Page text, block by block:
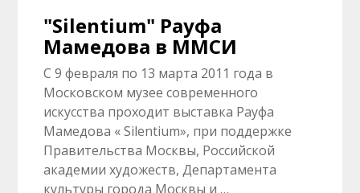
"Silentium" Рауфа
Мамедова в ММСИ
С 9 февраля по 13 марта 2011 года в
Московском музее современного
искусства проходит выставка Рауфа
Мамедова « Silentium», при поддержке
Правительства Москвы, Российской
академии художеств, Департамента
культуры города Москвы и …